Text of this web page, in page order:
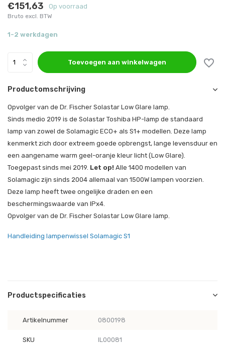
€151,63 Op voorraad
Bruto excl. BTW
1-2 werkdagen
Toevoegen aan winkelwagen
Productomschrijving
Opvolger van de Dr. Fischer Solastar Low Glare lamp.
Sinds medio 2019 is de Solastar Toshiba HP-lamp de standaard
lamp van zowel de Solamagic ECO+ als S1+ modellen. Deze lamp
kenmerkt zich door extreem goede opbrengst, lange levensduur en
een aangename warm geel-oranje kleur licht (Low Glare).
Toegepast sinds mei 2019. Let op! Alle 1400 modellen van
Solamagic zijn sinds 2004 allemaal van 1500W lampen voorzien.
Deze lamp heeft twee ongelijke draden en een
beschermingswaarde van IPx4.
Opvolger van de Dr. Fischer Solastar Low Glare lamp.
Handleiding lampenwissel Solamagic S1
Productspecificaties
Artikelnummer 0800198
SKU IL00081